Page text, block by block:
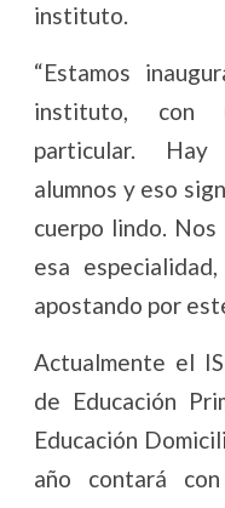
instituto.
“Estamos
instituto, con
particular. Hay
alumnos y eso
cuerpo lindo.
esa
apostando por
Actualmente el
de Educación
Educación
año contará